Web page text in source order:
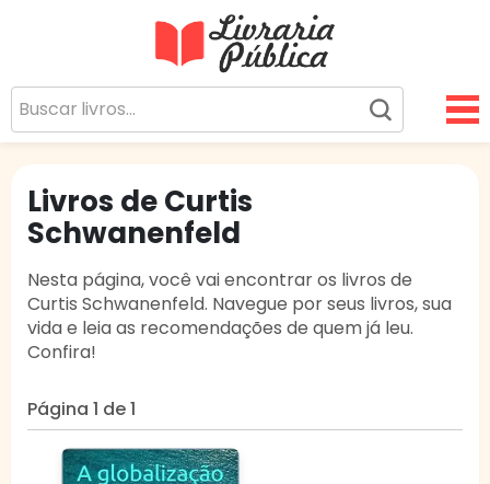
Sua Biblioteca Virtual Gratuita
Livros de Curtis
Schwanenfeld
Nesta página, você vai encontrar os livros de
Curtis Schwanenfeld. Navegue por seus livros, sua
vida e leia as recomendações de quem já leu.
Confira!
Página 1 de 1